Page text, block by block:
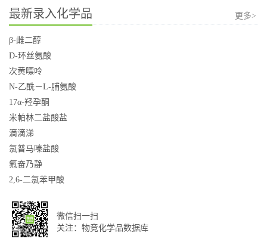
最新录入化学品 更多>
β-雌二醇
D-环丝氨酸
次黄嘌呤
N-乙酰－L-脯氨酸
17α-羟孕酮
米帕林二盐酸盐
滴滴涕
氯普马嗪盐酸
氟奋乃静
2,6-二氯苯甲酸
微信扫一扫
关注：物竞化学品数据库